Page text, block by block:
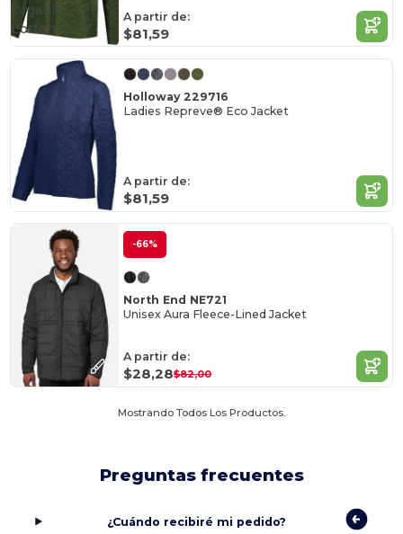
A partir de:
$81,59
Organic
Cotton
Holloway 229716
Ladies Repreve® Eco Jacket
A partir de:
$81,59
-66%
North End NE721
Unisex Aura Fleece-Lined Jacket
A partir de:
$28,28$82,00
Mostrando Todos Los Productos.
Preguntas frecuentes
¿Cuándo recibiré mi pedido?